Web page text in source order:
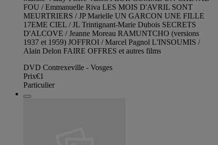
FOU / Emmanuelle Riva LES MOIS D'AVRIL SONT
MEURTRIERS / JP Marielle UN GARCON UNE FILLE
17EME CIEL / JL Trintignant-Marie Dubois SECRETS
D'ALCOVE / Jeanne Moreau RAMUNTCHO (versions
1937 et 1959) JOFFROI / Marcel Pagnol L'INSOUMIS /
Alain Delon FAIRE OFFRES et autres films
DVD Contrexeville - Vosges
Prix€1
Particulier